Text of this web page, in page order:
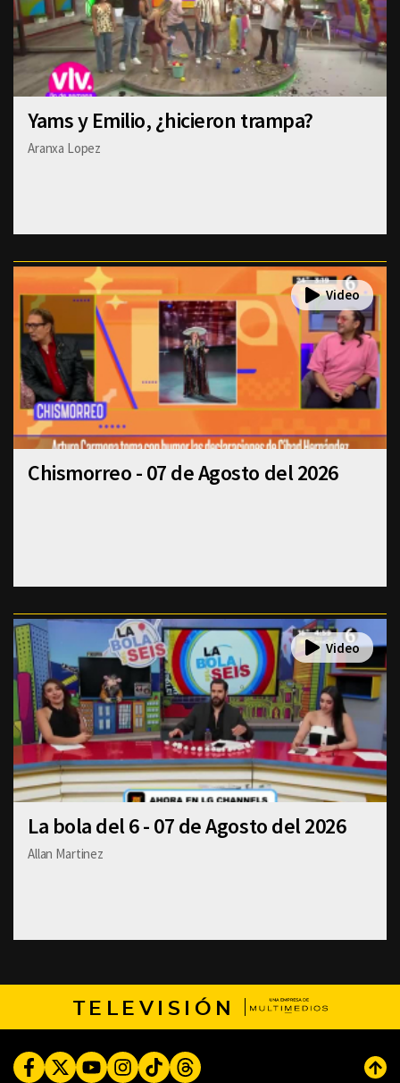
Yams y Emilio, ¿hicieron trampa?
Aranxa Lopez
Chismorreo - 07 de Agosto del 2026
La bola del 6 - 07 de Agosto del 2026
Allan Martinez
TELEVISIÓN
FacebookTwitterYoutubeInstagram
TikTokThreads